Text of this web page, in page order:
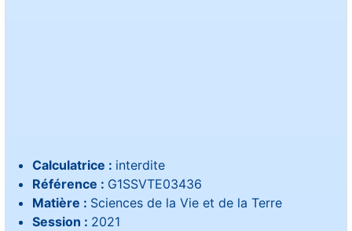
Calculatrice : interdite
Référence : G1SSVTE03436
Matière : Sciences de la Vie et de la Terre
Session : 2021